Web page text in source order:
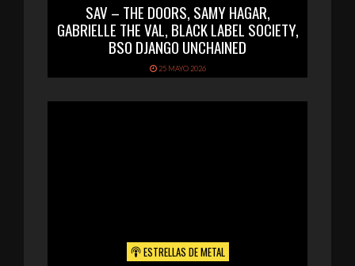
SAV – THE DOORS, SAMY HAGAR,
GABRIELLE THE VAL, BLACK LABEL SOCIETY,
BSO DJANGO UNCHAINED
25 MAYO 2026
ESTRELLAS DE METAL